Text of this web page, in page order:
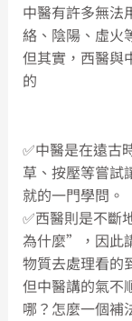
中醫有許多無法
絡、陰陽、虛火
但其實，西醫與
的
✅中醫是在遠古
草、按壓等嘗試
就的一門學問。
✅西醫則是不斷
為什麼”，因此
物質去處理看的
但中醫講的氣不
哪？怎麼一個補